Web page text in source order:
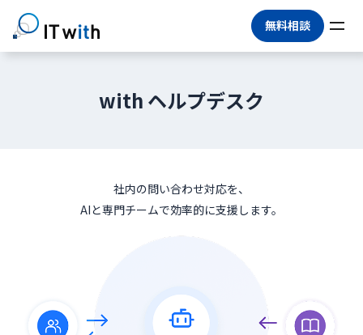
無料相談
with ヘルプデスク
社内の問い合わせ対応を、
AIと専門チームで効率的に支援します。